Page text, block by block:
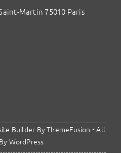
Martin 75010 Paris
Builder ByThemeFusion • All
WordPress